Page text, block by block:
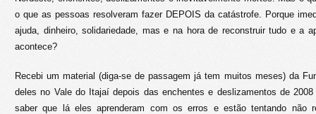
o que as pessoas resolveram fazer DEPOIS da catástrofe. Porque
ajuda, dinheiro, solidariedade, mas e na hora de reconstruir tudo e a
acontece?
Recebi um material (diga-se de passagem já tem muitos meses) da
deles no Vale do Itajaí depois das enchentes e deslizamentos de
saber que lá eles aprenderam com os erros e estão tentando não